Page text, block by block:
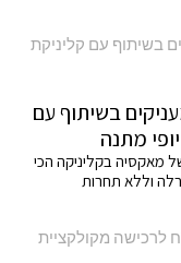
בשיתוף עם
מאקסיה בקליניקה הכי